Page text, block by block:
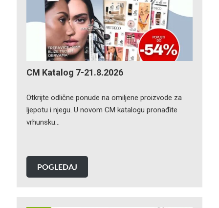
CM Katalog 7-21.8.2026
Otkrijte odlične ponude na omiljene proizvode za
ljepotu i njegu. U novom CM katalogu pronađite
vrhunsku…
POGLEDAJ